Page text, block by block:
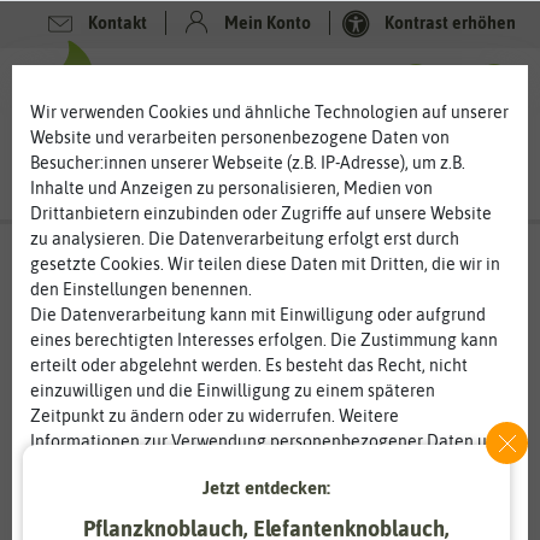
Kontakt Mein Konto Kontrast erhöhen
-80%
Wir verwenden Cookies und ähnliche Technologien auf unserer
Website und verarbeiten personenbezogene Daten von
Besucher:innen unserer Webseite (z.B. IP-Adresse), um z.B.
Inhalte und Anzeigen zu personalisieren, Medien von
Drittanbietern einzubinden oder Zugriffe auf unsere Website
zu analysieren. Die Datenverarbeitung erfolgt erst durch
gesetzte Cookies. Wir teilen diese Daten mit Dritten, die wir in
den Einstellungen benennen.
Die Datenverarbeitung kann mit Einwilligung oder aufgrund
eines berechtigten Interesses erfolgen. Die Zustimmung kann
erteilt oder abgelehnt werden. Es besteht das Recht, nicht
einzuwilligen und die Einwilligung zu einem späteren
Zeitpunkt zu ändern oder zu widerrufen. Weitere
Informationen zur Verwendung personenbezogener Daten und
Essenziell Statistik
Jetzt entdecken:
Pflanzknoblauch, Elefantenknoblauch,